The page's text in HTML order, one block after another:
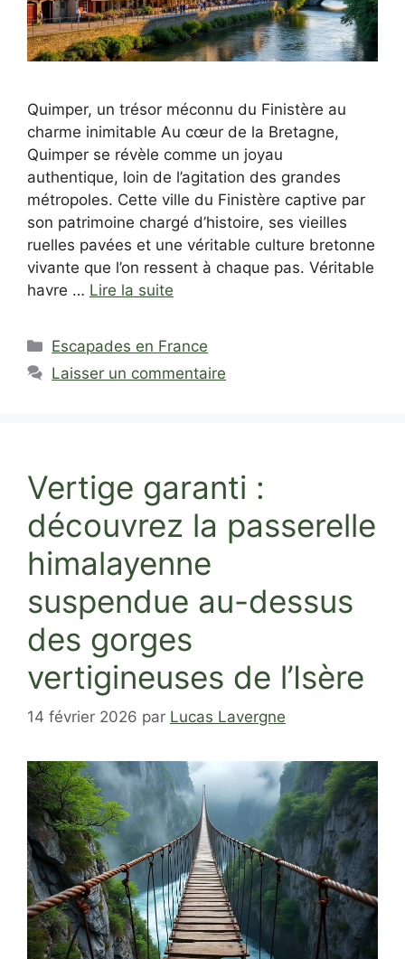
Quimper, un trésor méconnu du Finistère au
charme inimitable Au cœur de la Bretagne,
Quimper se révèle comme un joyau
authentique, loin de l’agitation des grandes
métropoles. Cette ville du Finistère captive par
son patrimoine chargé d’histoire, ses vieilles
ruelles pavées et une véritable culture bretonne
vivante que l’on ressent à chaque pas. Véritable
havre … Lire la suite
Catégories
Escapades en France
Laisser un commentaire
Vertige garanti :
découvrez la passerelle
himalayenne
suspendue au-dessus
des gorges
vertigineuses de l’Isère
14 février 2026 par Lucas Lavergne